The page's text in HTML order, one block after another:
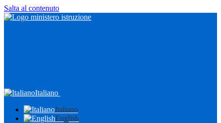
Salta al contenuto
Italiano
Italiano
English